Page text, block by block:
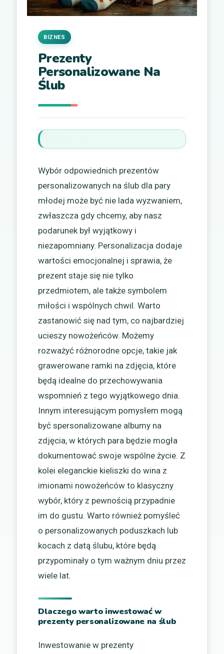
Prezenty
Personalizowane Na
Ślub
BIZNES
Wybór odpowiednich prezentów
personalizowanych na ślub dla pary
młodej może być nie lada wyzwaniem,
zwłaszcza gdy chcemy, aby nasz
podarunek był wyjątkowy i
niezapomniany. Personalizacja dodaje
wartości emocjonalnej i sprawia, że
prezent staje się nie tylko
przedmiotem, ale także symbolem
miłości i wspólnych chwil. Warto
zastanowić się nad tym, co najbardziej
ucieszy nowożeńców. Możemy
rozważyć różnorodne opcje, takie jak
grawerowane ramki na zdjęcia, które
będą idealne do przechowywania
wspomnień z tego wyjątkowego dnia.
Innym interesującym pomysłem mogą
być spersonalizowane albumy na
zdjęcia, w których para będzie mogła
dokumentować swoje wspólne życie. Z
kolei eleganckie kieliszki do wina z
imionami nowożeńców to klasyczny
wybór, który z pewnością przypadnie
im do gustu. Warto również pomyśleć
o personalizowanych poduszkach lub
kocach z datą ślubu, które będą
przypominały o tym ważnym dniu przez
wiele lat.
Dlaczego warto inwestować w
prezenty personalizowane na ślub
Inwestowanie w prezenty